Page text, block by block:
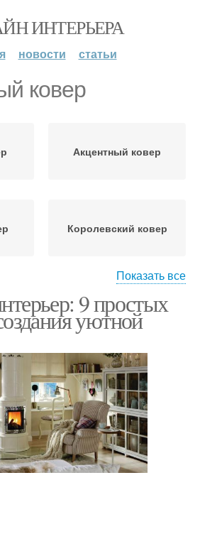
ИНТЕРЬЕРА
новости статьи
ковер
Акцентный ковер
Королевский ковер
Сдержанный ковер
Ковер с градиентом
Показать все
9 простых
уютной